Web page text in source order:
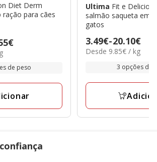
Diet Derm
ração para cães
de peso
Ultima Fit e
salmão saqueta em
gatos
Preço
de
20.10€
3.49€-20.10€
9.85€
Desde 9.85€ / kg
3 opções de